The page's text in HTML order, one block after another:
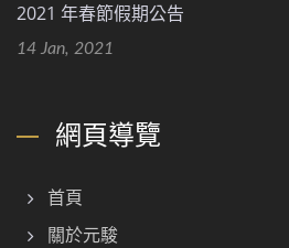
2021 年春節假期公告
14 Jan, 2021
網頁導覽
首頁
關於元駿